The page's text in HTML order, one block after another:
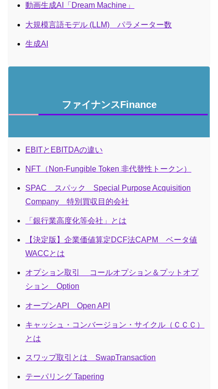
動画生成AI「Dream Machine」
大規模言語モデル (LLM) パラメーター数
生成AI
ファイナンスFinance
EBITとEBITDAの違い
NFT（Non-Fungible Token 非代替性トークン）
SPAC スパック Special Purpose Acquisition
Company 特別買収目的会社
「銀行業高度化等会社」とは
【決定版】企業価値算定DCF法CAPM ベータ値
WACCとは
オプション取引 コールオプション＆プットオプ
ション Option
オープンAPI Open API
キャッシュ・コンバージョン・サイクル（ＣＣＣ）
とは
スワップ取引とは SwapTransaction
テーパリング Tapering